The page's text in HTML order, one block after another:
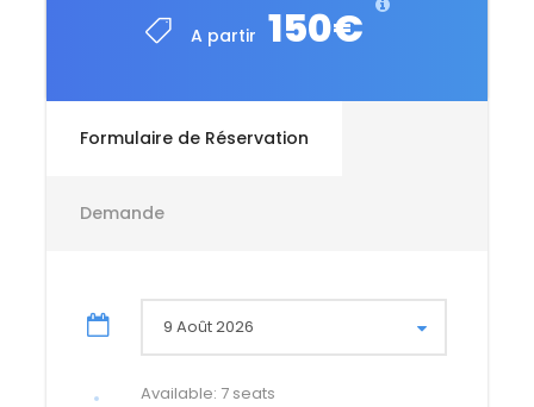
A partir 150€
Formulaire de Réservation
Demande
Available: 7 seats